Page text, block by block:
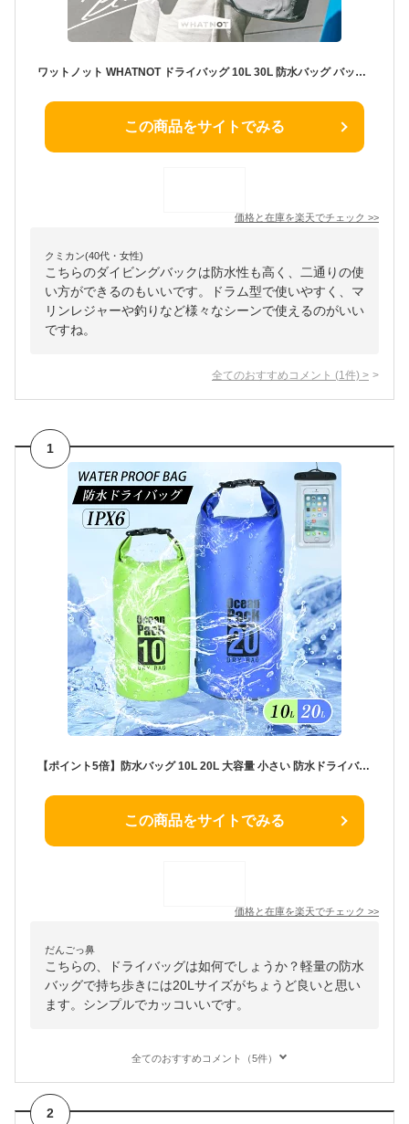
ワットノット WHATNOT ドライバッグ 10L 30L 防水バッグ バッグ リュックサック リュック 防水 グレー 2way ラフティング 釣り フィッシング 水泳 キャンプ スイミングバッグ 海水浴 防災 メンズ ユニセックス スポーツ おしゃれ かっこいい ギフト プレゼント DB-01-GY-30
この商品をサイトでみる
価格と在庫を楽天でチェック >>
クミカン(40代・女性)
こちらのダイビングバックは防水性も高く、二通りの使
い方ができるのもいいです。ドラム型で使いやすく、マ
リンレジャーや釣りなど様々なシーンで使えるのがいい
ですね。
全てのおすすめコメント (1 件) >
1
【ポイント5倍】防水バッグ 10L 20L 大容量 小さい 防水ドライバッグ アウトドア 防水リュック メンズ レディース スマホ リュック ダイビングバッグ 防水 軽量 通勤 自転車 ショルダーバッグ 多機能 ドライバック バッグ プールバック
この商品をサイトでみる
価格と在庫を楽天でチェック >>
だんごっ鼻
こちらの、ドライバッグは如何でしょうか？軽量の防水
バッグで持ち歩きには20Lサイズがちょうど良いと思い
ます。シンプルでカッコいいです。
全てのおすすめコメント（5件）
2